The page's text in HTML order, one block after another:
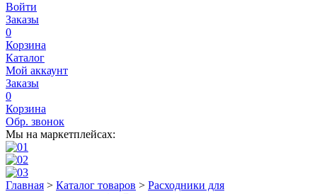
Войти
Заказы
0
Корзина
Каталог
Мой аккаунт
Заказы
0
Корзина
Обр. звонок
Мы на маркетплейсах:
Главная > Каталог товаров > Расходники для